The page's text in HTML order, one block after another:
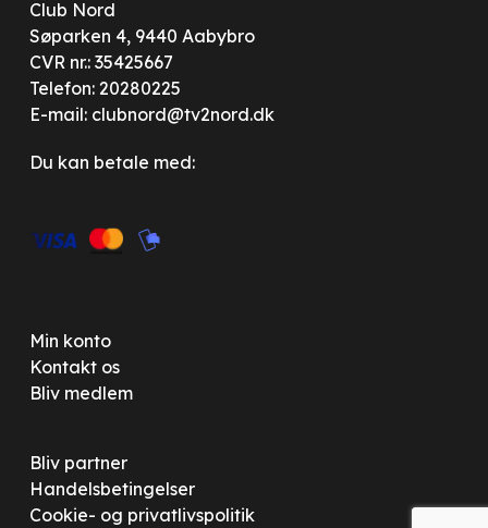
Club Nord
Søparken 4, 9440 Aabybro
CVR nr.: 35425667
Telefon: 20280225
E-mail: clubnord@tv2nord.dk
Du kan betale med:
Min konto
Kontakt os
Bliv medlem
Bliv partner
Handelsbetingelser
Cookie- og privatlivspolitik